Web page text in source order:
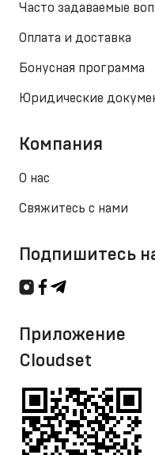
Часто задаваемые
Оплата и доставка
Бонусная программа
Юридические
Компания
О нас
Свяжитесь с нами
Подпишитесь
Приложение
Cloudset